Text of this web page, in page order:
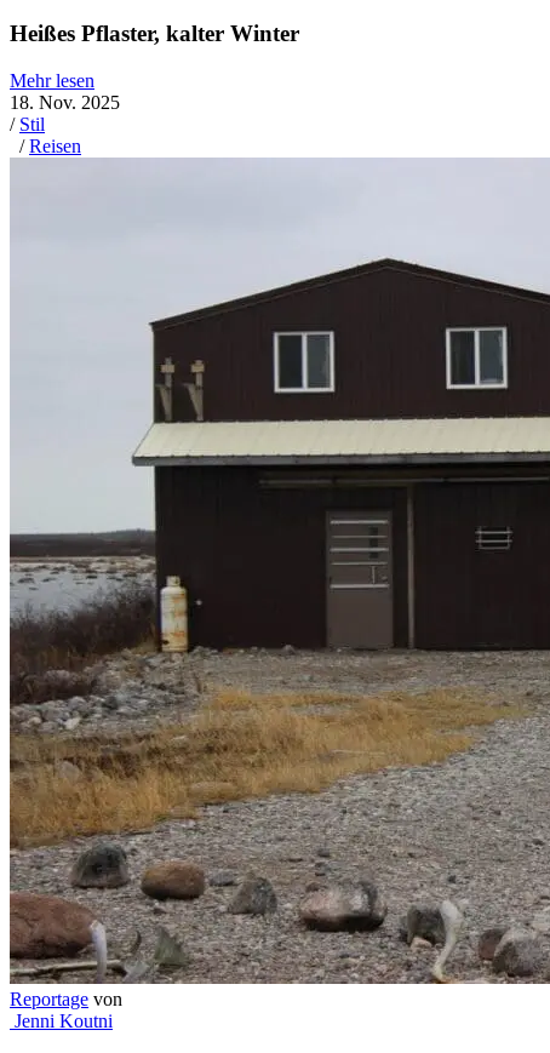
Heißes Pflaster, kalter Winter
Mehr lesen
18. Nov. 2025
/ Stil
/Reisen
Reportage von
Jenni Koutni